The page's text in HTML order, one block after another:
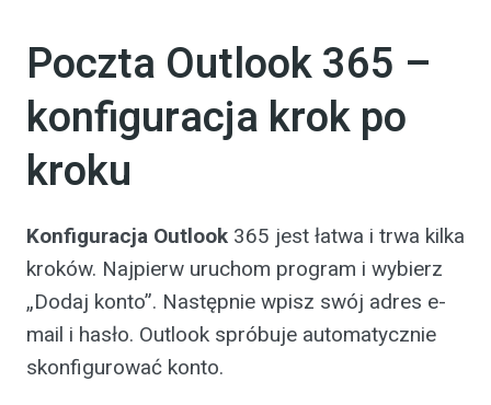
Poczta Outlook 365 –
konfiguracja krok po
kroku
Konfiguracja Outlook 365 jest łatwa i trwa kilka
kroków. Najpierw uruchom program i wybierz
„Dodaj konto”. Następnie wpisz swój adres e-
mail i hasło. Outlook spróbuje automatycznie
skonfigurować konto.